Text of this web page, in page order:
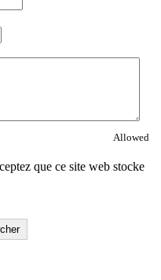
Allowed
que ce site web stocke